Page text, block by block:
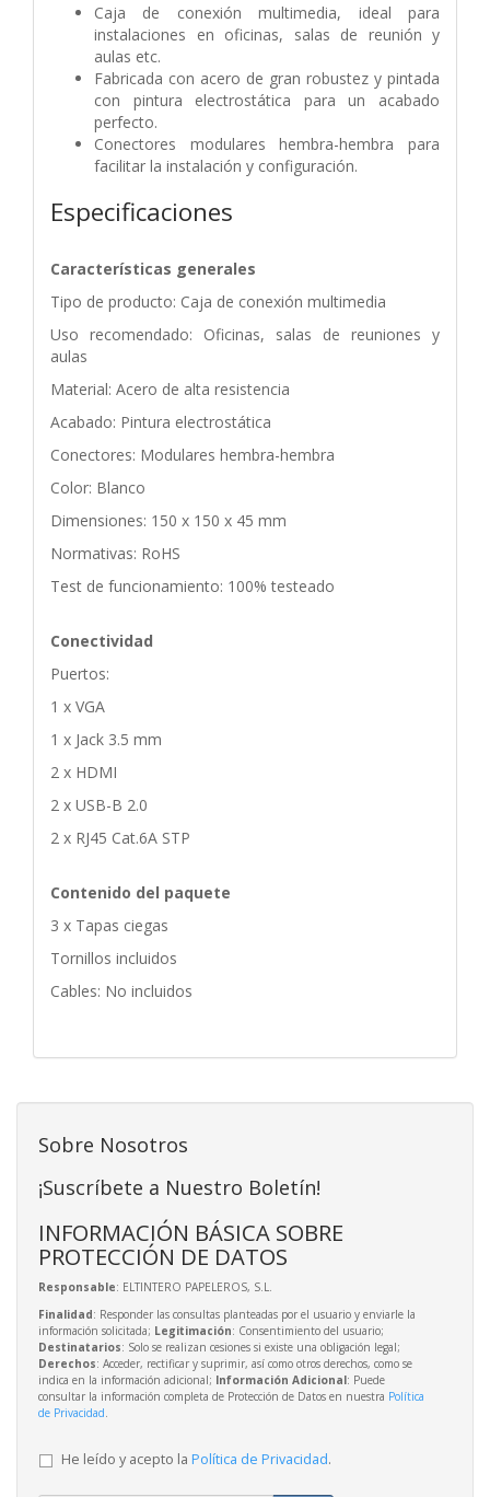
Caja de conexión multimedia, ideal para
instalaciones en oficinas, salas de reunión y
aulas etc.
Fabricada con acero de gran robustez y pintada
con pintura electrostática para un acabado
perfecto.
Conectores modulares hembra-hembra para
facilitar la instalación y configuración.
Especificaciones
Características generales
Tipo de producto: Caja de conexión multimedia
Uso recomendado: Oficinas, salas de reuniones y
aulas
Material: Acero de alta resistencia
Acabado: Pintura electrostática
Conectores: Modulares hembra-hembra
Color: Blanco
Dimensiones: 150 x 150 x 45 mm
Normativas: RoHS
Test de funcionamiento: 100% testeado
Conectividad
Puertos:
1 x VGA
1 x Jack 3.5 mm
2 x HDMI
2 x USB-B 2.0
2 x RJ45 Cat.6A STP
Contenido del paquete
3 x Tapas ciegas
Tornillos incluidos
Cables: No incluidos
Sobre Nosotros
¡Suscríbete a Nuestro Boletín!
INFORMACIÓN BÁSICA SOBRE
PROTECCIÓN DE DATOS
Responsable: ELTINTERO PAPELEROS, S.L.
Finalidad: Responder las consultas planteadas por el usuario y enviarle la
información solicitada; Legitimación: Consentimiento del usuario;
Destinatarios: Solo se realizan cesiones si existe una obligación legal;
Derechos: Acceder, rectificar y suprimir, así como otros derechos, como se
indica en la información adicional; Información Adicional: Puede
consultar la información completa de Protección de Datos en nuestra Política
de Privacidad
He leído y acepto la Política de Privacidad.